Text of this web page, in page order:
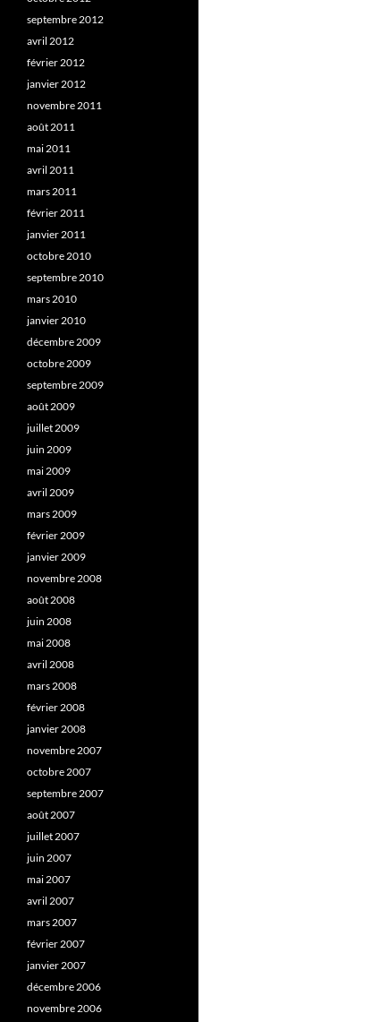
septembre 2012
avril 2012
février 2012
janvier 2012
novembre 2011
août 2011
mai 2011
avril 2011
mars 2011
février 2011
janvier 2011
octobre 2010
septembre 2010
mars 2010
janvier 2010
décembre 2009
octobre 2009
septembre 2009
août 2009
juillet 2009
juin 2009
mai 2009
avril 2009
mars 2009
février 2009
janvier 2009
novembre 2008
août 2008
juin 2008
mai 2008
avril 2008
mars 2008
février 2008
janvier 2008
novembre 2007
octobre 2007
septembre 2007
août 2007
juillet 2007
juin 2007
mai 2007
avril 2007
mars 2007
février 2007
janvier 2007
décembre 2006
novembre 2006